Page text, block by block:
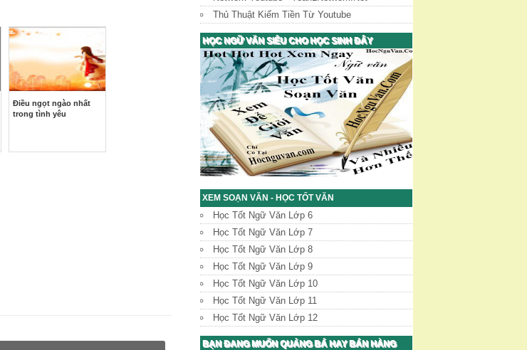
Điều ngọt ngào nhất
trong tình yêu
Thủ Thuật Kiếm Tiền Từ Youtube
HỌC NGỮ VĂN SIÊU CHO HỌC SINH ĐÂY
XEM SOẠN VĂN - HỌC TỐT VĂN
Học Tốt Ngữ Văn Lớp 6
Học Tốt Ngữ Văn Lớp 7
Học Tốt Ngữ Văn Lớp 8
Học Tốt Ngữ Văn Lớp 9
Học Tốt Ngữ Văn Lớp 10
Học Tốt Ngữ Văn Lớp 11
Học Tốt Ngữ Văn Lớp 12
BẠN ĐANG MUỐN QUẢNG BÁ HAY BÁN HÀNG